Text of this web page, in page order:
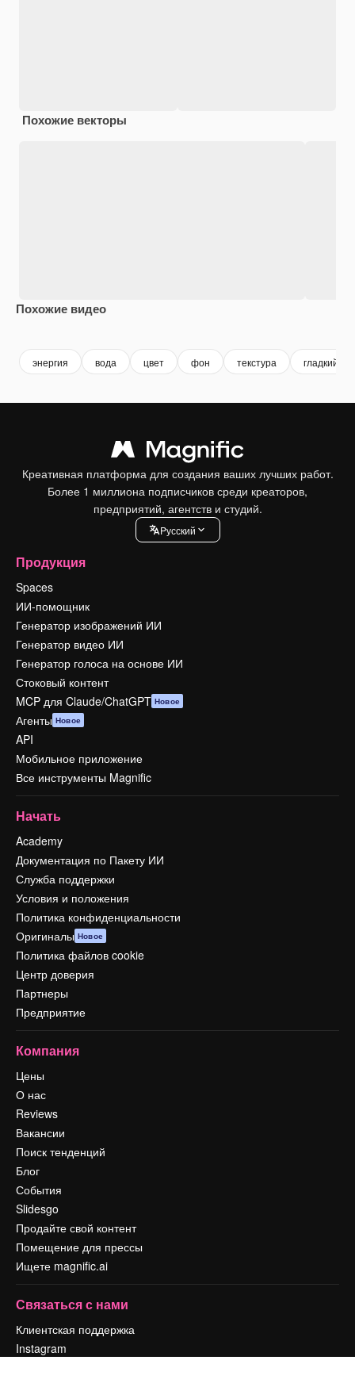
Похожие векторы
Похожие видео
энергия вода цвет фон текстура гладкий;
Креативная платформа для создания ваших лучших работ.
Более 1 миллиона подписчиков среди креаторов,
предприятий, агентств и студий.
Pусский
Продукция
Spaces
ИИ-помощник
Генератор изображений ИИ
Генератор видео ИИ
Генератор голоса на основе ИИ
Стоковый контент
MCP для Claude/ChatGPT Новое
Агенты Новое
API
Мобильное приложение
Все инструменты Magnific
Начать
Academy
Документация по Пакету ИИ
Служба поддержки
Условия и положения
Политика конфиденциальности
Оригиналы Новое
Политика файлов cookie
Центр доверия
Партнеры
Предприятие
Компания
Цены
О нас
Reviews
Вакансии
Поиск тенденций
Блог
События
Slidesgo
Продайте свой контент
Помещение для прессы
Ищете magnific.ai
Связаться с нами
Клиентская поддержка
Instagram